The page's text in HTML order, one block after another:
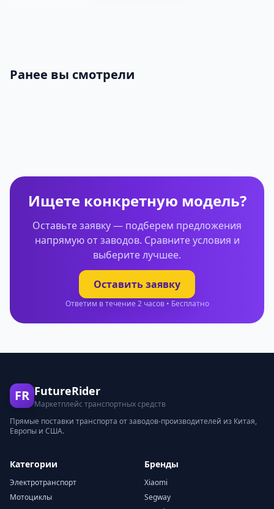
Ранее вы смотрели
Ищете конкретную модель?
Оставьте заявку — подберем предложения
напрямую от заводов. Сравните условия и
выберите лучшее.
Оставить заявку
Ответим в течение 2 часов • Бесплатно
FR FutureRider
Маркетплейс транспортных средств
Прямые поставки транспорта от заводов-производителей из Китая,
Европы и США.
Категории
Электротранспорт
Мотоциклы
Бренды
Xiaomi
Segway